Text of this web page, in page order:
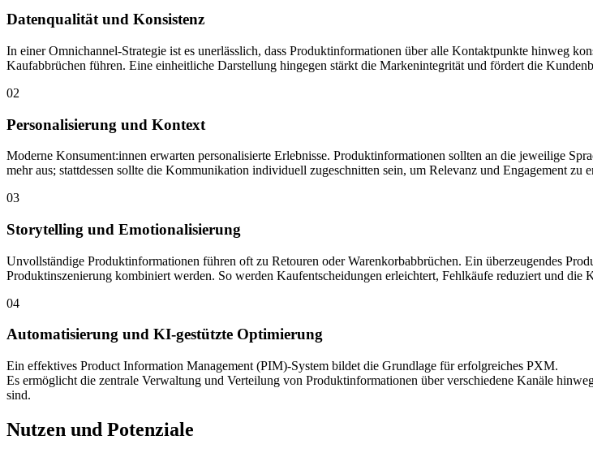
Datenqualität und Konsistenz
In einer Omnichannel-Strategie ist es unerlässlich, dass Produktinformationen über alle Kontaktpunkte hinweg
Kaufabbrüchen führen. Eine einheitliche Darstellung hingegen stärkt die Markenintegrität und fördert die
02
Personalisierung und Kontext
Moderne Konsument:innen erwarten personalisierte Erlebnisse. Produktinformationen sollten an die jeweilige
mehr aus; stattdessen sollte die Kommunikation individuell zugeschnitten sein, um Relevanz und Engagement zu
03
Storytelling und Emotionalisierung
Unvollständige Produktinformationen führen oft zu Retouren oder Warenkorbabbrüchen. Ein über­zeugendes
Produktinszenierung kombiniert werden. So werden Kaufentscheidungen erleichtert, Fehlkäufe reduziert und die
04
Automatisierung und KI-gestützte Optimierung
Ein effektives Product Information Management (PIM)-System bildet die Grundlage für erfolgreiches PXM.
Es ermöglicht die zentrale Verwaltung und Verteilung von Produktinformationen über verschiedene Kanäle
sind.
Nutzen und Potenziale